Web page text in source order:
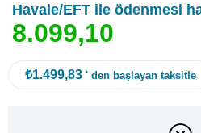
Havale/EFT ile ödenmesi
8.099,10
₺1.499,83 ' den başlayan taksitle